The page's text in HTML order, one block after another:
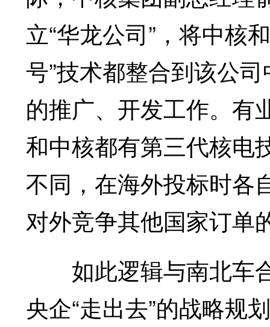
立“华龙公司”，将中核
号”技术都整合到该公
的推广、开发工作。有
和中核都有第三代核电
不同，在海外投标时各
对外竞争其他国家订单
如此逻辑与南北车
央企“走出去”的战略规